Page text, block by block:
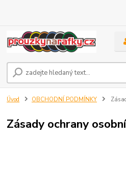
Úvod OBCHODNÍ PODMÍNKY
Zásady ochrany